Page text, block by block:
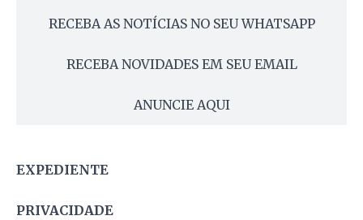
RECEBA AS NOTÍCIAS NO SEU WHATSAPP
RECEBA NOVIDADES EM SEU EMAIL
ANUNCIE AQUI
EXPEDIENTE
PRIVACIDADE